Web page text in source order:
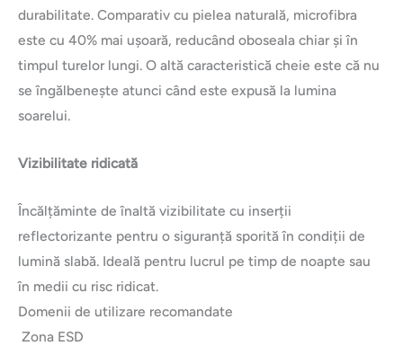
durabilitate. Comparativ cu pielea naturală, microfibra
este cu 40% mai ușoară, reducând oboseala chiar și în
timpul turelor lungi. O altă caracteristică cheie este că nu
se îngălbenește atunci când este expusă la lumina
soarelui.
Vizibilitate ridicată
Încălțăminte de înaltă vizibilitate cu inserții
reflectorizante pentru o siguranță sporită în condiții de
lumină slabă. Ideală pentru lucrul pe timp de noapte sau
în medii cu risc ridicat.
Domenii de utilizare recomandate
Zona ESD